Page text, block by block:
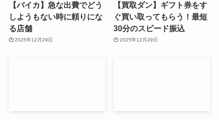
【バイカ】急な出費でどう
しようもない時に頼りにな
る店舗
2025年12月29日
【買取ダン】ギフト券をす
ぐ買い取ってもらう！最短
30分のスピード振込
2025年12月29日